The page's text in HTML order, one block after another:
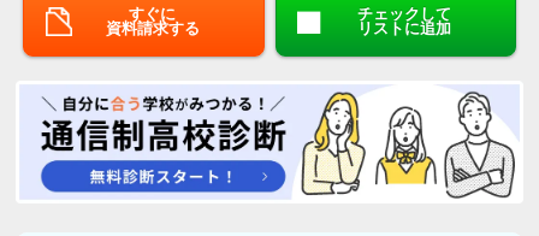
すぐに
資料請求する
チェックして
リストに追加